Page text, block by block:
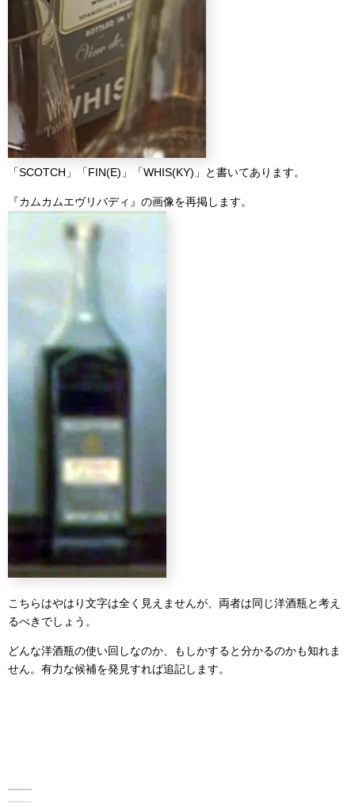
「SCOTCH」「FIN(E)」「WHIS(KY)」と書いてあります。
『カムカムエヴリバディ』の画像を再掲します。
こちらはやはり文字は全く見えませんが、両者は同じ洋酒瓶と考え
るべきでしょう。
どんな洋酒瓶の使い回しなのか、もしかすると分かるのかも知れま
せん。有力な候補を発見すれば追記します。